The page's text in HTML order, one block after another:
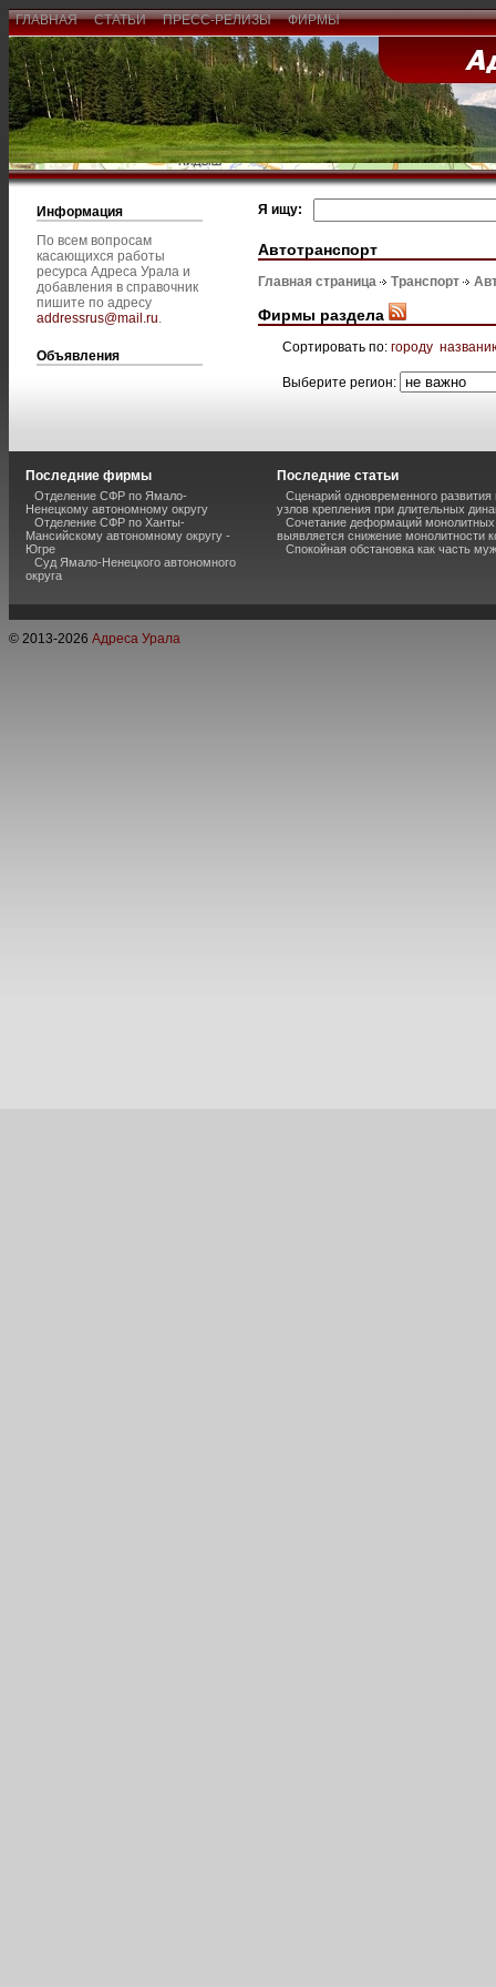
ГЛАВНАЯ СТАТЬИ ПРЕСС-РЕЛИЗЫ ФИРМЫ
Информация
По всем вопросам
касающихся работы
ресурса Адреса Урала и
добавления в справочник
пишите по адресу
addressrus@mail.ru.
Объявления
Я ищу:
Автотранспорт
Главная страница Транспорт
Фирмы раздела
Сортировать по: городу
Выберите регион:
Последние фирмы
Отделение СФР по Ямало-
Ненецкому автономному округу
Отделение СФР по Ханты-
Мансийскому автономному округу -
Югре
Суд Ямало-Ненецкого автономного
округа
Последние статьи
Сценарий одновременного
узлов крепления при длительных
Сочетание деформаций монолитных
выявляется снижение монолитности
Спокойная обстановка как часть
© 2013-2026 Адреса Урала